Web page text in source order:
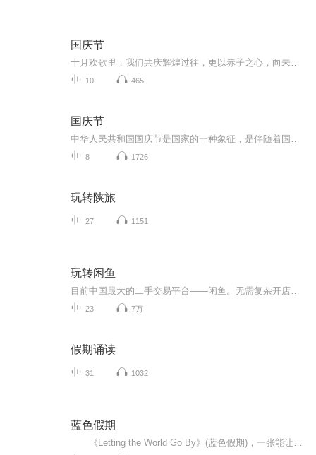
国庆节
10 465
国庆节
8 1726
玩转陕旅
27 1151
玩转闲鱼
23 7万
假期诵读
31 1032
蓝色假期